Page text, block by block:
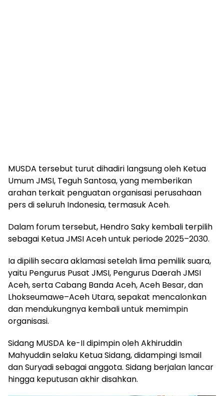
MUSDA tersebut turut dihadiri langsung oleh Ketua
Umum JMSI, Teguh Santosa, yang memberikan
arahan terkait penguatan organisasi perusahaan
pers di seluruh Indonesia, termasuk Aceh.
Dalam forum tersebut, Hendro Saky kembali terpilih
sebagai Ketua JMSI Aceh untuk periode 2025–2030.
Ia dipilih secara aklamasi setelah lima pemilik suara,
yaitu Pengurus Pusat JMSI, Pengurus Daerah JMSI
Aceh, serta Cabang Banda Aceh, Aceh Besar, dan
Lhokseumawe–Aceh Utara, sepakat mencalonkan
dan mendukungnya kembali untuk memimpin
organisasi.
Sidang MUSDA ke-II dipimpin oleh Akhiruddin
Mahyuddin selaku Ketua Sidang, didampingi Ismail
dan Suryadi sebagai anggota. Sidang berjalan lancar
hingga keputusan akhir disahkan.